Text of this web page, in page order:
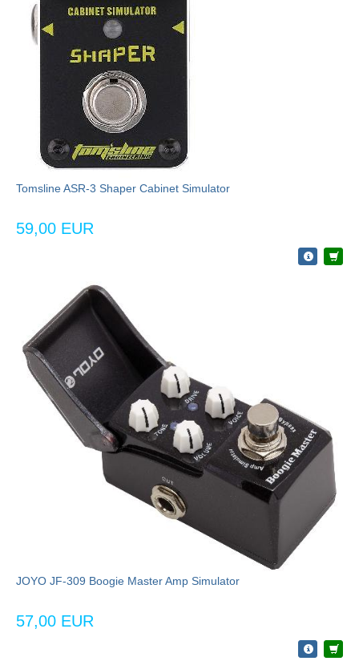
Tomsline ASR-3 Shaper Cabinet Simulator
59,00 EUR
JOYO JF-309 Boogie Master Amp Simulator
57,00 EUR